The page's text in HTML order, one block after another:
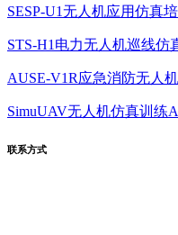
SESP-U1无人机应用仿真
STS-H1电力无人机巡线仿
AUSE-V1R应急消防无人
SimuUAV无人机仿真训练
联系方式